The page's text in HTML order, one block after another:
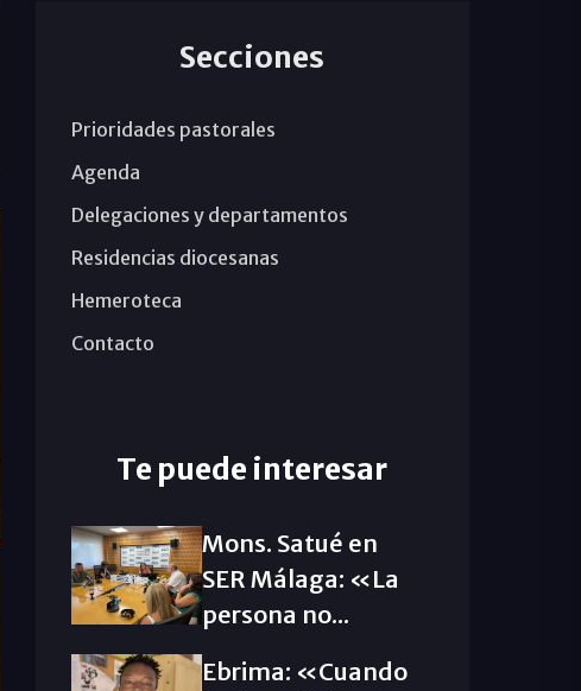
Secciones
Prioridades pastorales
Agenda
Delegaciones y departamentos
Residencias diocesanas
Hemeroteca
Contacto
Te puede interesar
Mons. Satué en
SER Málaga: «La
persona no...
Ebrima: «Cuando